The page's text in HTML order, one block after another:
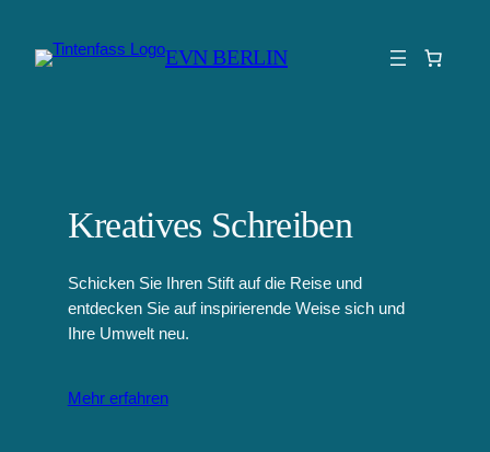
springen
EVN BERLIN
Kreatives Schreiben
Schicken Sie Ihren Stift auf die Reise und
entdecken Sie auf inspirierende Weise sich und
Ihre Umwelt neu.
Mehr erfahren